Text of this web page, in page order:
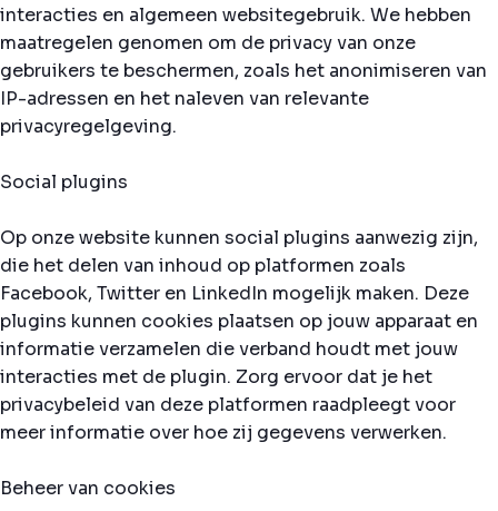
interacties en algemeen websitegebruik. We hebben
maatregelen genomen om de privacy van onze
gebruikers te beschermen, zoals het anonimiseren van
IP-adressen en het naleven van relevante
privacyregelgeving.
Social plugins
Op onze website kunnen social plugins aanwezig zijn,
die het delen van inhoud op platformen zoals
Facebook, Twitter en LinkedIn mogelijk maken. Deze
plugins kunnen cookies plaatsen op jouw apparaat en
informatie verzamelen die verband houdt met jouw
interacties met de plugin. Zorg ervoor dat je het
privacybeleid van deze platformen raadpleegt voor
meer informatie over hoe zij gegevens verwerken.
Beheer van cookies